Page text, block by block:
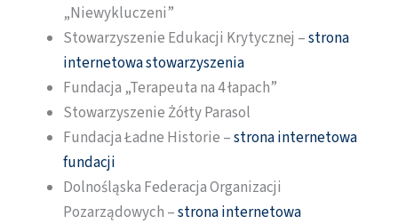
„Niewykluczeni”
Stowarzyszenie Edukacji Krytycznej –strona
internetowa stowarzyszenia
Fundacja „Terapeuta na 4 łapach”
Stowarzyszenie Żółty Parasol
Fundacja Ładne Historie –strona internetowa
fundacji
Dolnośląska Federacja Organizacji
Pozarządowych –strona internetowa